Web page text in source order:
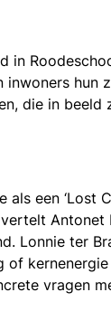
in
inwoners hun
die in
een ‘Lost
Lonnie ter
of
vragen